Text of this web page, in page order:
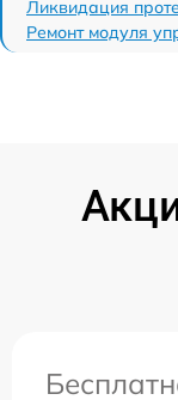
Ликвидация
Ремонт модуля